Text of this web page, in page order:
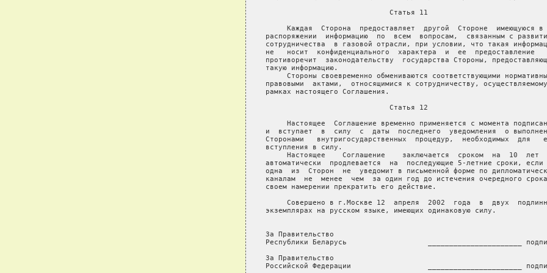
                             Статья 11
Каждая  Сторона  предоставляет  другой  Стороне  имеющуюся в
распоряжении  информацию  по  всем  вопросам,  связанным с
сотрудничества  в газовой отрасли, при условии, что такая
не   носит  конфиденциального  характера  и  ее  предоставление
противоречит  законодательству  государства Стороны,
такую информацию.
Стороны своевременно обмениваются соответствующими
правовыми  актами,  относящимися к сотрудничеству,
рамках настоящего Соглашения.
                             Статья 12
Настоящее  Соглашение временно применяется с момента
и  вступает  в  силу  с  даты  последнего  уведомления  о
Сторонами   внутригосударственных  процедур,  необходимых  для
вступления в силу.
Настоящее    Соглашение    заключается  сроком  на  10  лет
автоматически  продлевается  на  последующие 5-летние сроки, если
одна  из  Сторон  не  уведомит в письменной форме по
каналам  не  менее  чем  за один год до истечения очередного
своем намерении прекратить его действие.
Совершено в г.Москве 12  апреля  2002  года  в  двух
экземплярах на русском языке, имеющих одинаковую силу.
За Правительство
Республики Беларусь                   ______________________
За Правительство
Российской Федерации                  ______________________